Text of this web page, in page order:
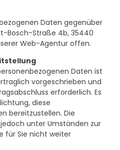
Daten gegenüber
Bosch-Straße 4b, 35440
Web-Agentur offen.
Daten ist
vorgeschrieben und
erforderlich. Es
diese
bereitzustellen. Die
unter Umständen zur
für Sie nicht weiter